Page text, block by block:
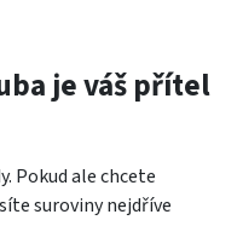
je váš přítel
Pokud ale chcete
suroviny nejdříve